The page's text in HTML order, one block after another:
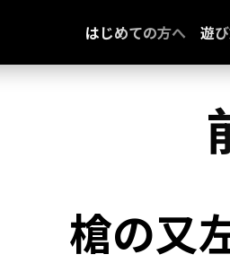
はじめての方へ 遊
槍の又